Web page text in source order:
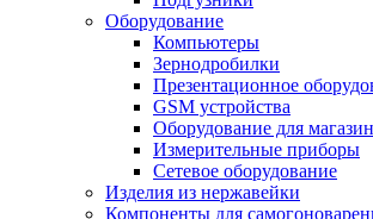
Оборудование
Компьютеры
Зернодробилки
Презентационное
GSM устройства
Оборудование для
Измерительные приборы
Сетевое оборудование
Изделия из нержавейки
Компоненты для